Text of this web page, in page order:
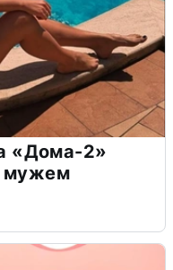
«Дома-2»
мужем